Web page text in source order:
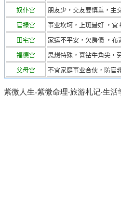
奴仆宫 朋友少，交友要慎重，主
官禄宫 事业坎坷，上班最好 ，
田宅宫 家运不平安，欠房债 ，
福德宫 思想特殊，喜钻牛角尖，
父母宫 不宜家庭事业合伙，防官
紫微人生-紫微命理‧旅游札记‧生活